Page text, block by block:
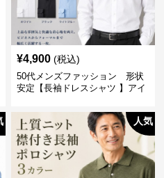
¥4,900 (税込)
50代メンズファッション 形状
安定【長袖ドレスシャツ 】アイ
人気